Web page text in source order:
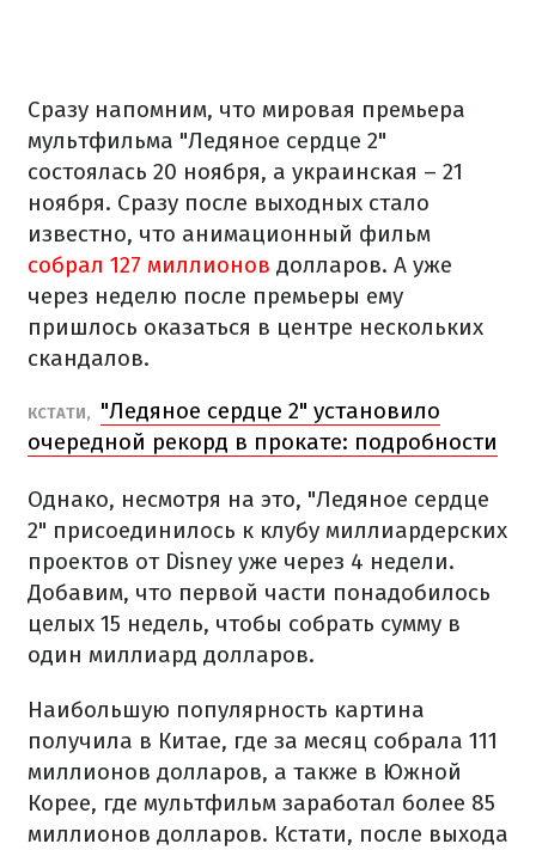
Сразу напомним, что мировая премьера
мультфильма "Ледяное сердце 2"
состоялась 20 ноября, а украинская – 21
ноября. Сразу после выходных стало
известно, что анимационный фильм
собрал 127 миллионов долларов. А уже
через неделю после премьеры ему
пришлось оказаться в центре нескольких
скандалов.
КСТАТИ,
"Ледяное сердце 2" установило
очередной рекорд в прокате: подробности
Однако, несмотря на это, "Ледяное сердце
2" присоединилось к клубу миллиардерских
проектов от Disney уже через 4 недели.
Добавим, что первой части понадобилось
целых 15 недель, чтобы собрать сумму в
один миллиард долларов.
Наибольшую популярность картина
получила в Китае, где за месяц собрала 111
миллионов долларов, а также в Южной
Корее, где мультфильм заработал более 85
миллионов долларов. Кстати, после выхода